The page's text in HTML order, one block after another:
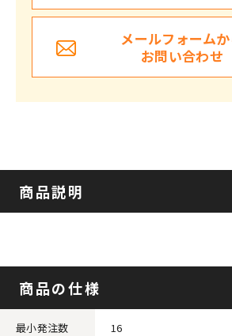
メールフォームか
お問い合わせ
商品説明
商品の仕様
最小発注数 16